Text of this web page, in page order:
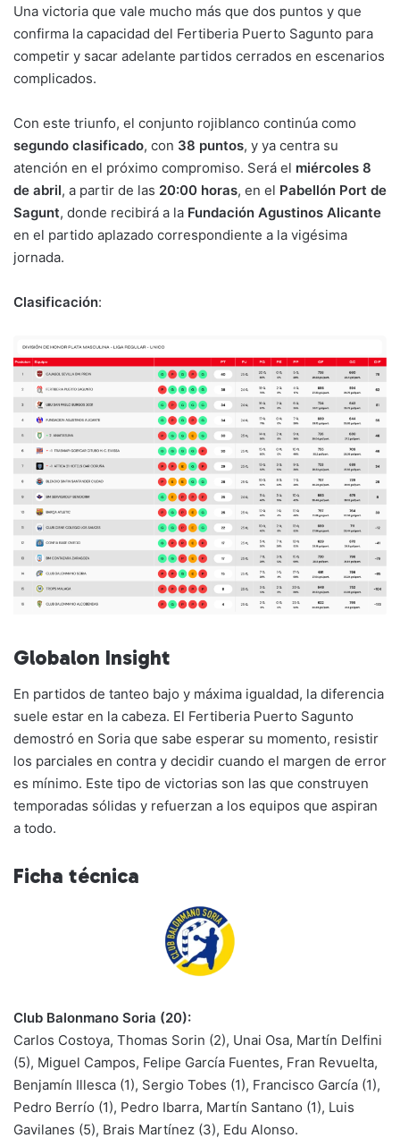
Una victoria que vale mucho más que dos puntos y que
confirma la capacidad del Fertiberia Puerto Sagunto para
competir y sacar adelante partidos cerrados en escenarios
complicados.
Con este triunfo, el conjunto rojiblanco continúa como
segundo clasificado, con 38 puntos, y ya centra su
atención en el próximo compromiso. Será el miércoles 8
de abril, a partir de las 20:00 horas, en el Pabellón Port de
Sagunt, donde recibirá a la Fundación Agustinos Alicante
en el partido aplazado correspondiente a la vigésima
jornada.
Clasificación:
Globalon Insight
En partidos de tanteo bajo y máxima igualdad, la diferencia
suele estar en la cabeza. El Fertiberia Puerto Sagunto
demostró en Soria que sabe esperar su momento, resistir
los parciales en contra y decidir cuando el margen de error
es mínimo. Este tipo de victorias son las que construyen
temporadas sólidas y refuerzan a los equipos que aspiran
a todo.
Ficha técnica
Club Balonmano Soria (20):
Carlos Costoya, Thomas Sorin (2), Unai Osa, Martín Delfini
(5), Miguel Campos, Felipe García Fuentes, Fran Revuelta,
Benjamín Illesca (1), Sergio Tobes (1), Francisco García (1),
Pedro Berrío (1), Pedro Ibarra, Martín Santano (1), Luis
Gavilanes (5), Brais Martínez (3), Edu Alonso.